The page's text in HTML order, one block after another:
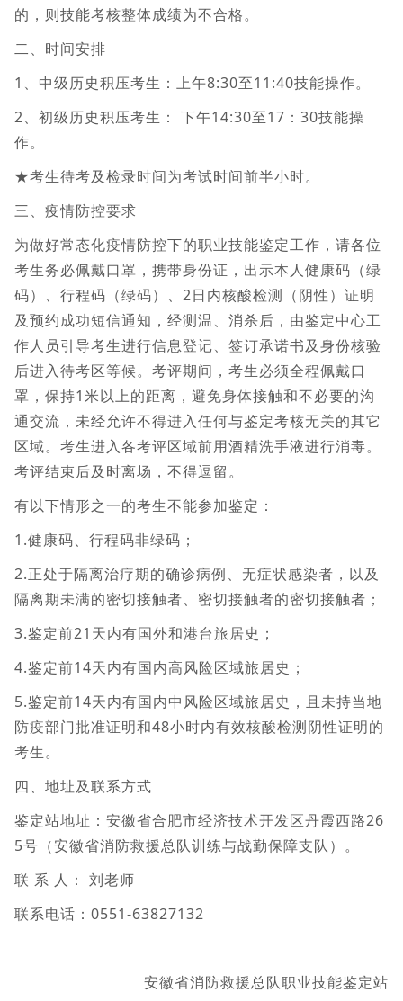
的，则技能考核整体成绩为不合格。
二、时间安排
1、中级历史积压考生：上午8:30至11:40技能操作。
2、初级历史积压考生： 下午14:30至17：30技能操
作。
★考生待考及检录时间为考试时间前半小时。
三、疫情防控要求
为做好常态化疫情防控下的职业技能鉴定工作，请各位
考生务必佩戴口罩，携带身份证，出示本人健康码（绿
码）、行程码（绿码）、2日内核酸检测（阴性）证明
及预约成功短信通知，经测温、消杀后，由鉴定中心工
作人员引导考生进行信息登记、签订承诺书及身份核验
后进入待考区等候。考评期间，考生必须全程佩戴口
罩，保持1米以上的距离，避免身体接触和不必要的沟
通交流，未经允许不得进入任何与鉴定考核无关的其它
区域。考生进入各考评区域前用酒精洗手液进行消毒。
考评结束后及时离场，不得逗留。
有以下情形之一的考生不能参加鉴定：
1.健康码、行程码非绿码；
2.正处于隔离治疗期的确诊病例、无症状感染者，以及
隔离期未满的密切接触者、密切接触者的密切接触者；
3.鉴定前21天内有国外和港台旅居史；
4.鉴定前14天内有国内高风险区域旅居史；
5.鉴定前14天内有国内中风险区域旅居史，且未持当地
防疫部门批准证明和48小时内有效核酸检测阴性证明的
考生。
四、地址及联系方式
鉴定站地址：安徽省合肥市经济技术开发区丹霞西路26
5号（安徽省消防救援总队训练与战勤保障支队）。
联 系 人： 刘老师
联系电话：0551-63827132
安徽省消防救援总队职业技能鉴定站